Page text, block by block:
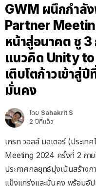
GWM ผนึกกำลั
Partner
หน้าสู่อนาคต ชู
แนวคิด Unity to
เติบโตก้าวเข้าสู่
มั่นคง
โดย Sahakrit S
2 ปีที่แล้ว
เกรท วอลล์ มอเตอร์ (ประเ
Meeting 2024 ครั้งที่ 2 ภา
ประกาศกลยุทธ์มุ่งเน้นสร้าง
แข็งแกร่งและมั่นคง พร้อมอัป